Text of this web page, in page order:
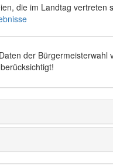
die im Landtag vertreten
der Bürgermeisterwahl